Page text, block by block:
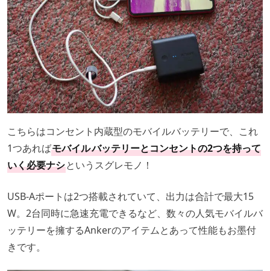
こちらはコンセント内蔵型のモバイルバッテリーで、これ
1つあればモバイルバッテリーとコンセントの2つを持って
いく必要ナシというスグレモノ！
USB-Aポートは2つ搭載されていて、出力は合計で最大15
W。2台同時に急速充電できるなど、数々の人気モバイルバ
ッテリーを擁するAnkerのアイテムとあって性能もお墨付
きです。